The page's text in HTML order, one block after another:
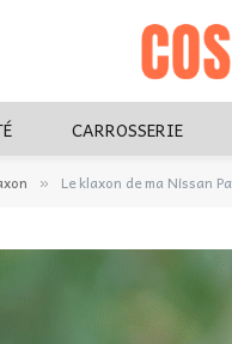
CARROSSERIE
» Le klaxon de ma Nissan